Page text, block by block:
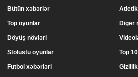
Bütün xəbərlər
Top oyunlar
Döyüş növləri
Stolüstü oyunlar
Digər
Top 10
Futbol xəbərləri